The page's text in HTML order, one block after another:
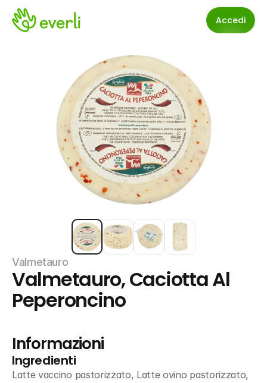
Accedi
Valmetauro
Valmetauro, Caciotta Al
Peperoncino
Informazioni
Ingredienti
Latte vaccino pastorizzato, Latte ovino pastorizzato,